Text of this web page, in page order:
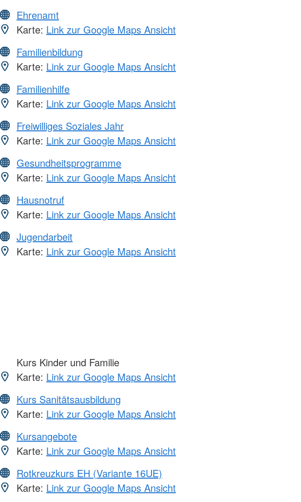
Ehrenamt
Karte: Link zur Google Maps Ansicht
Familienbildung
Karte: Link zur Google Maps Ansicht
Familienhilfe
Karte: Link zur Google Maps Ansicht
Freiwilliges Soziales Jahr
Karte: Link zur Google Maps Ansicht
Gesundheitsprogramme
Karte: Link zur Google Maps Ansicht
Hausnotruf
Karte: Link zur Google Maps Ansicht
Jugendarbeit
Karte: Link zur Google Maps Ansicht
Kurs Kinder und Familie
Karte: Link zur Google Maps Ansicht
Kurs Sanitätsausbildung
Karte: Link zur Google Maps Ansicht
Kursangebote
Karte: Link zur Google Maps Ansicht
Rotkreuzkurs EH (Variante 16UE)
Karte: Link zur Google Maps Ansicht